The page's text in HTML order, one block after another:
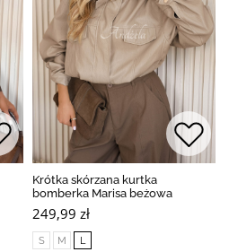
Krótka skórzana kurtka
bomberka Marisa beżowa
249,99 zł
S M L